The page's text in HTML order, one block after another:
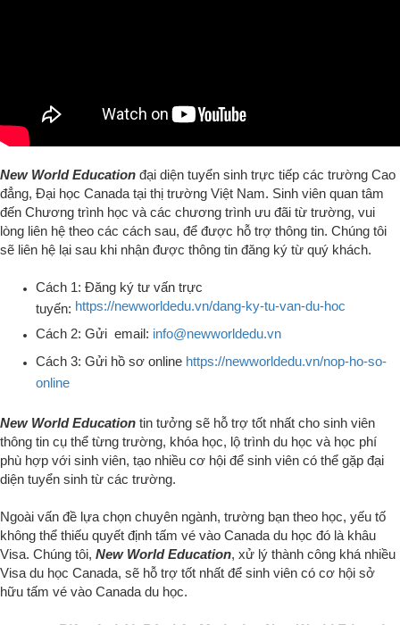
New World Education đại diện tuyển sinh trực tiếp các trường Cao
đẳng, Đại học Canada tại thị trường Việt Nam. Sinh viên quan tâm
đến Chương trình học và các chương trình ưu đãi từ trường, vui
lòng liên hệ theo các cách sau, để được hỗ trợ thông tin. Chúng tôi
sẽ liên hệ lại sau khi nhận được thông tin đăng ký từ quý khách.
Cách 1: Đăng ký tư vấn trực
tuyến: https://newworldedu.vn/dang-ky-tu-van-du-hoc
Cách 2: Gửi email: info@newworldedu.vn
Cách 3: Gửi hồ sơ online https://newworldedu.vn/nop-ho-so-
online
New World Education tin tưởng sẽ hỗ trợ tốt nhất cho sinh viên
thông tin cụ thể từng trường, khóa học, lộ trình du học và học phí
phù hợp với sinh viên, tạo nhiều cơ hội để sinh viên có thể gặp đại
diện tuyển sinh từ các trường.
Ngoài vấn đề lựa chọn chuyên ngành, trường bạn theo học, yếu tố
không thể thiếu quyết định tấm vé vào Canada du học đó là khâu
Visa. Chúng tôi, New World Education, xử lý thành công khá nhiều
Visa du học Canada, sẽ hỗ trợ tốt nhất để sinh viên có cơ hội sở
hữu tấm vé vào Canada du học.